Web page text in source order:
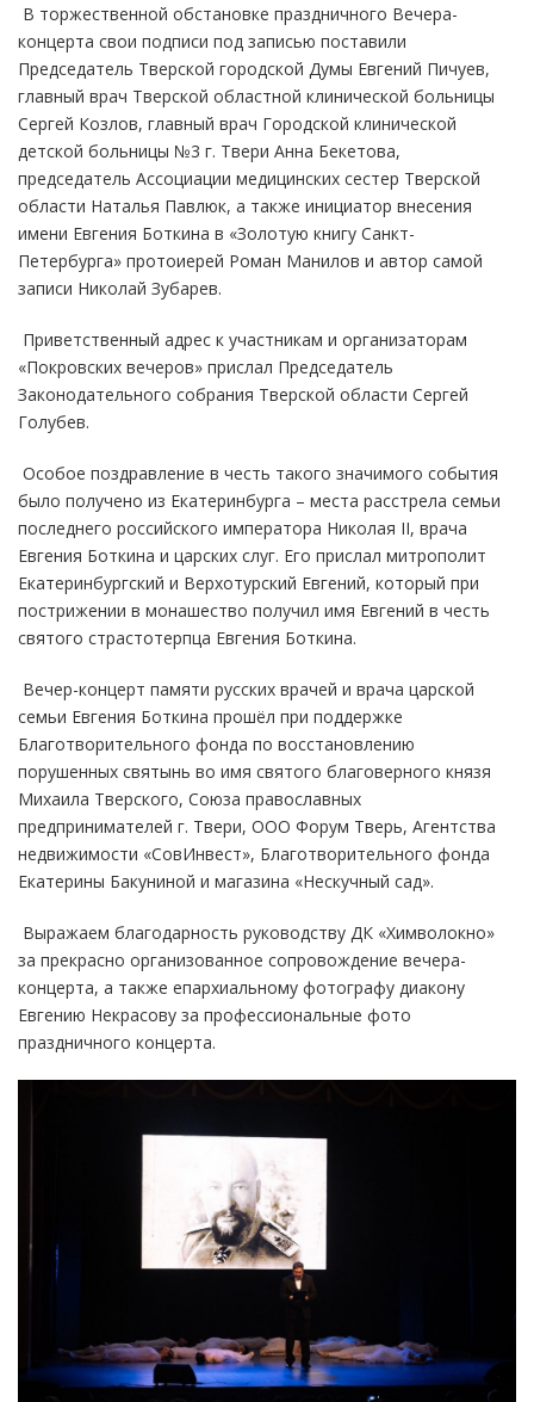
В торжественной обстановке праздничного Вечера-
концерта свои подписи под записью поставили
Председатель Тверской городской Думы Евгений Пичуев,
главный врач Тверской областной клинической больницы
Сергей Козлов, главный врач Городской клинической
детской больницы №3 г. Твери Анна Бекетова,
председатель Ассоциации медицинских сестер Тверской
области Наталья Павлюк, а также инициатор внесения
имени Евгения Боткина в «Золотую книгу Санкт-
Петербурга» протоиерей Роман Манилов и автор самой
записи Николай Зубарев.
Приветственный адрес к участникам и организаторам
«Покровских вечеров» прислал Председатель
Законодательного собрания Тверской области Сергей
Голубев.
Особое поздравление в честь такого значимого события
было получено из Екатеринбурга – места расстрела семьи
последнего российского императора Николая II, врача
Евгения Боткина и царских слуг. Его прислал митрополит
Екатеринбургский и Верхотурский Евгений, который при
пострижении в монашество получил имя Евгений в честь
святого страстотерпца Евгения Боткина.
Вечер-концерт памяти русских врачей и врача царской
семьи Евгения Боткина прошёл при поддержке
Благотворительного фонда по восстановлению
порушенных святынь во имя святого благоверного князя
Михаила Тверского, Союза православных
предпринимателей г. Твери, ООО Форум Тверь, Агентства
недвижимости «СовИнвест», Благотворительного фонда
Екатерины Бакуниной и магазина «Нескучный сад».
Выражаем благодарность руководству ДК «Химволокно»
за прекрасно организованное сопровождение вечера-
концерта, а также епархиальному фотографу диакону
Евгению Некрасову за профессиональные фото
праздничного концерта.